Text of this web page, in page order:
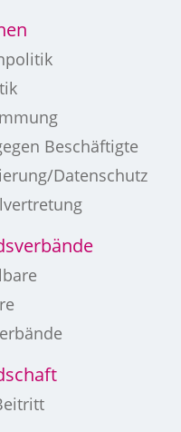
Beschäftigte
Datenschutz